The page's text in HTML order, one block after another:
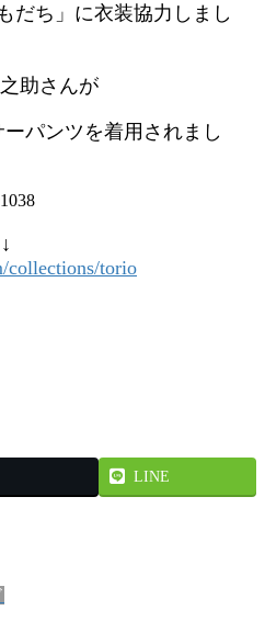
だち」に衣装協力しまし
助さんが
パンツを着用されまし
collections/torio
LINE